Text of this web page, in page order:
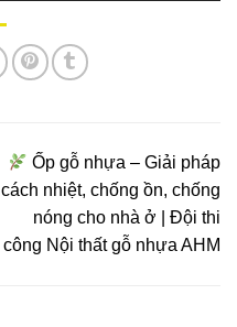
Ốp gỗ nhựa – Giải pháp
cách nhiệt, chống ồn, chống
nóng cho nhà ở | Đội thi
công Nội thất gỗ nhựa AHM